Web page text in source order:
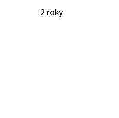
2 roky